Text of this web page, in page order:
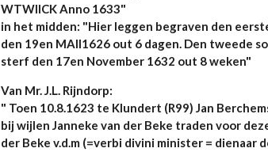
WTWIICK Anno 1633"
in het midden: "Hier leggen begraven den
den 19en MAII1626 out 6 dagen. Den tweede
sterf den 17en November 1632 out 8 weken"
Van Mr. J.L. Rijndorp:
" Toen 10.8.1623 te Klundert (R99) Jan
bij wijlen Janneke van der Beke traden voor
der Beke v.d.m (=verbi divini minister = dienaar